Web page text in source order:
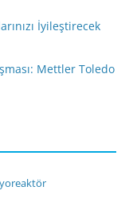
İyileştirecek
Mettler Toledo